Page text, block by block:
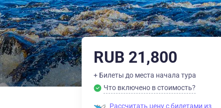
RUB 21,800
+ Билеты до места начала тура
Что включено в стоимость?
Рассчитать цену с билетами из